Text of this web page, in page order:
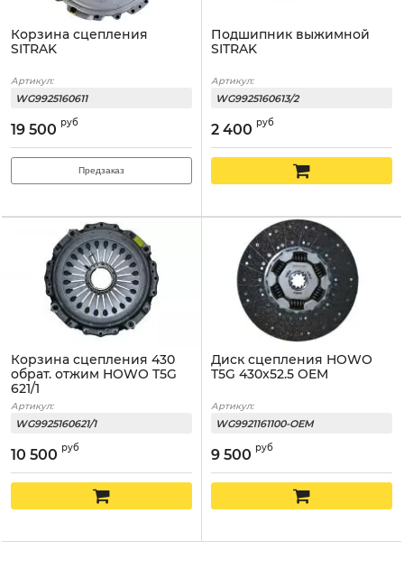
Корзина сцепления
SITRAK
Артикул:
WG9925160611
19 500 руб
Предзаказ
Подшипник выжимной
SITRAK
Артикул:
WG9925160613/2
2 400 руб
Корзина сцепления 430
обрат. отжим HOWO T5G
621/1
Артикул:
WG9925160621/1
10 500 руб
Диск сцепления HOWO
T5G 430x52.5 OEM
Артикул:
WG9921161100-OEM
9 500 руб